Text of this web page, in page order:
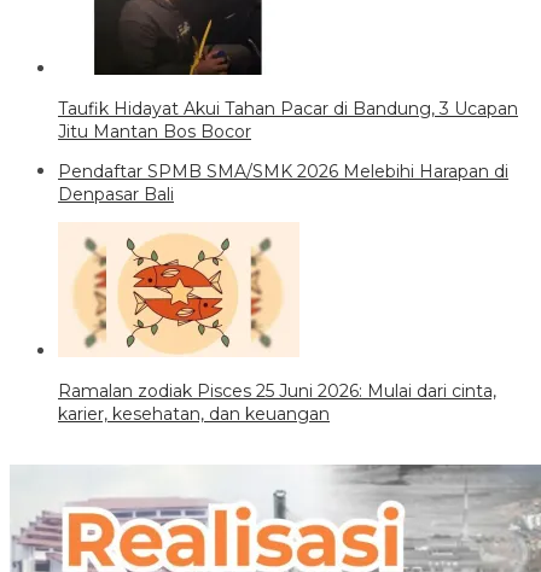
Taufik Hidayat Akui Tahan Pacar di Bandung, 3 Ucapan
Jitu Mantan Bos Bocor
Pendaftar SPMB SMA/SMK 2026 Melebihi Harapan di
Denpasar Bali
Ramalan zodiak Pisces 25 Juni 2026: Mulai dari cinta,
karier, kesehatan, dan keuangan